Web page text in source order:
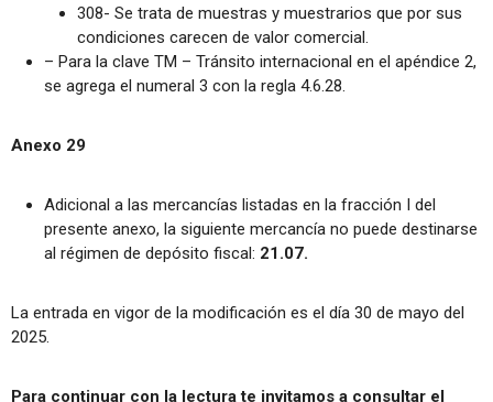
308- Se trata de muestras y muestrarios que por sus
condiciones carecen de valor comercial.
– Para la clave TM – Tránsito internacional en el apéndice 2,
se agrega el numeral 3 con la regla 4.6.28.
Anexo 29
Adicional a las mercancías listadas en la fracción I del
presente anexo, la siguiente mercancía no puede destinarse
al régimen de depósito fiscal: 21.07.
La entrada en vigor de la modificación es el día 30 de mayo del
2025.
Para continuar con la lectura te invitamos a consultar el